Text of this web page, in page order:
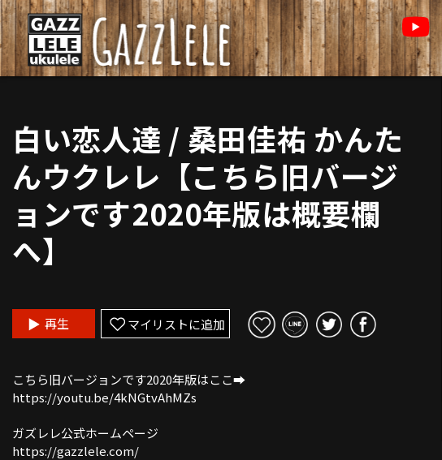
白い恋人達 / 桑田佳祐 かんた
んウクレレ【こちら旧バージ
ョンです2020年版は概要欄
へ】
再生 マイリストに追加
こちら旧バージョンです2020年版はここ➡︎
https://youtu.be/4kNGtvAhMZs
ガズレレ公式ホームページ
https://gazzlele.com/